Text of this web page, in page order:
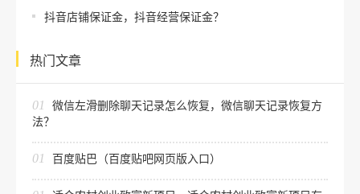
抖音店铺保证金，抖音经营保证金？
热门文章
01
微信左滑删除聊天记录怎么恢复，微信聊天记录恢复方
法？
01 百度贴巴（百度贴吧网页版入口）